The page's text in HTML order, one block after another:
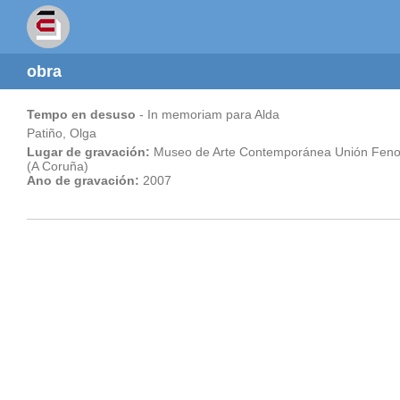
obra
Tempo en desuso - In memoriam para Alda
Patiño, Olga
Lugar de gravación: Museo de Arte Contemporánea Unión
(A Coruña)
Ano de gravación: 2007